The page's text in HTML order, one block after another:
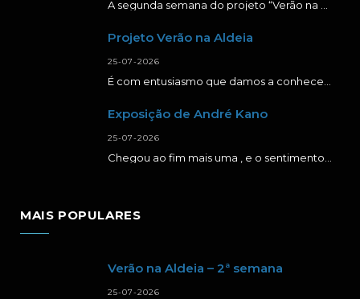
Projeto Verão na Aldeia
25-07-2026
Exposição de André Kano
25-07-2026
MAIS POPULARES
Verão na Aldeia – 2ª semana
25-07-2026